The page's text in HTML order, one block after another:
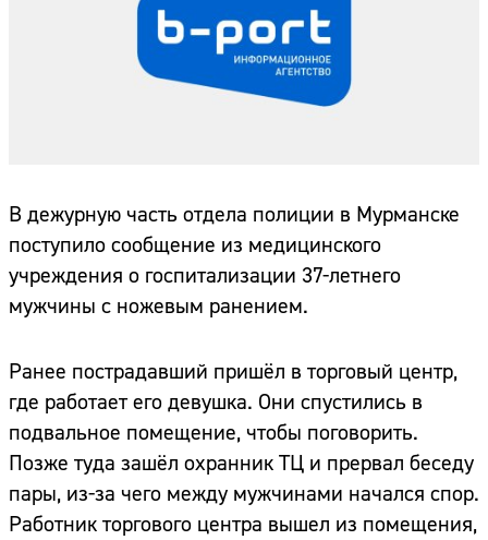
В дежурную часть отдела полиции в Мурманске
поступило сообщение из медицинского
учреждения о госпитализации 37-летнего
мужчины с ножевым ранением.
Ранее пострадавший пришёл в торговый центр,
где работает его девушка. Они спустились в
подвальное помещение, чтобы поговорить.
Позже туда зашёл охранник ТЦ и прервал беседу
пары, из-за чего между мужчинами начался спор.
Работник торгового центра вышел из помещения,